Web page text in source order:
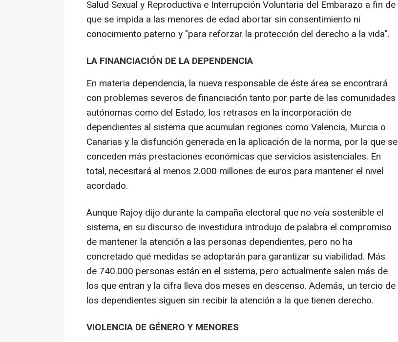
Salud Sexual y Reproductiva e Interrupción Voluntaria del Embarazo a fin de
que se impida a las menores de edad abortar sin consentimiento ni
conocimiento paterno y "para reforzar la protección del derecho a la vida".
LA FINANCIACIÓN DE LA DEPENDENCIA
En materia dependencia, la nueva responsable de éste área se encontrará
con problemas severos de financiación tanto por parte de las comunidades
autónomas como del Estado, los retrasos en la incorporación de
dependientes al sistema que acumulan regiones como Valencia, Murcia o
Canarias y la disfunción generada en la aplicación de la norma, por la que se
conceden más prestaciones económicas que servicios asistenciales. En
total, necesitará al menos 2.000 millones de euros para mantener el nivel
acordado.
Aunque Rajoy dijo durante la campaña electoral que no veía sostenible el
sistema, en su discurso de investidura introdujo de palabra el compromiso
de mantener la atención a las personas dependientes, pero no ha
concretado qué medidas se adoptarán para garantizar su viabilidad. Más
de 740.000 personas están en el sistema, pero actualmente salen más de
los que entran y la cifra lleva dos meses en descenso. Además, un tercio de
los dependientes siguen sin recibir la atención a la que tienen derecho.
VIOLENCIA DE GÉNERO Y MENORES